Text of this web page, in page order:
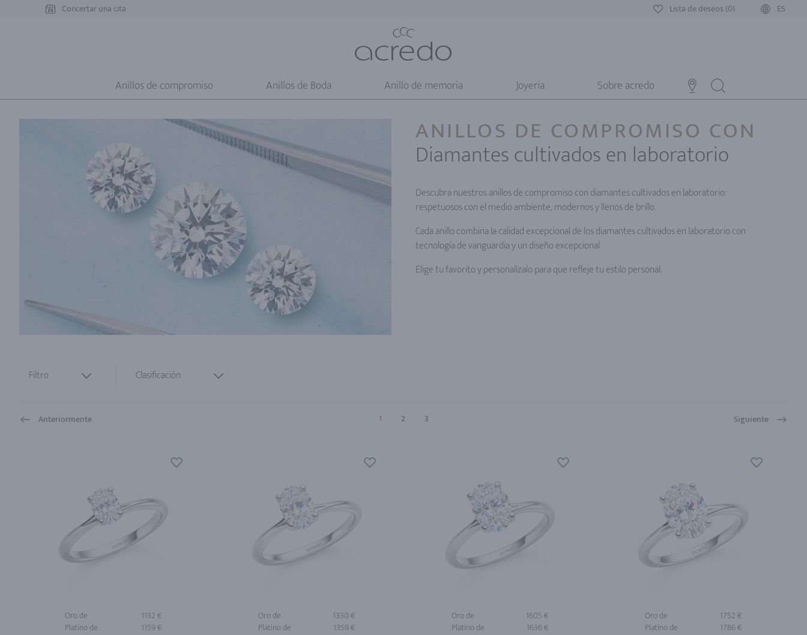
Concertar una cita Lista de deseos (0) ES
Anillos de compromiso Anillos de Boda Anillo de memoria Joyería Sobre acredo
ANILLOS DE COMPROMISO CON
Diamantes cultivados en laboratorio
Descubra nuestros anillos de compromiso con diamantes cultivados en laboratorio:
respetuosos con el medio ambiente, modernos y llenos de brillo.
Cada anillo combina la calidad excepcional de los diamantes cultivados en laboratorio con
tecnología de vanguardia y un diseño excepcional.
Elige tu favorito y personalízalo para que refleje tu estilo personal.
Filtro Clasificación
Anteriormente 1 2 3 Siguiente
Oro de
1132 €
Platino de
1159 €
Oro de
1330 €
Platino de
1359 €
Oro de
1605 €
Platino de
1636 €
Oro de
1752 €
Platino de
1786 €